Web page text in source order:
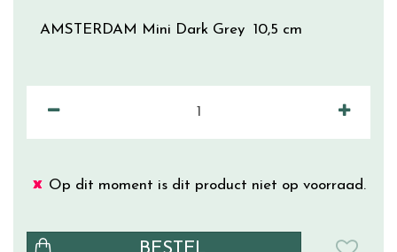
AMSTERDAM Mini Dark Grey 10,5 cm
Op dit moment is dit product niet op voorraad.